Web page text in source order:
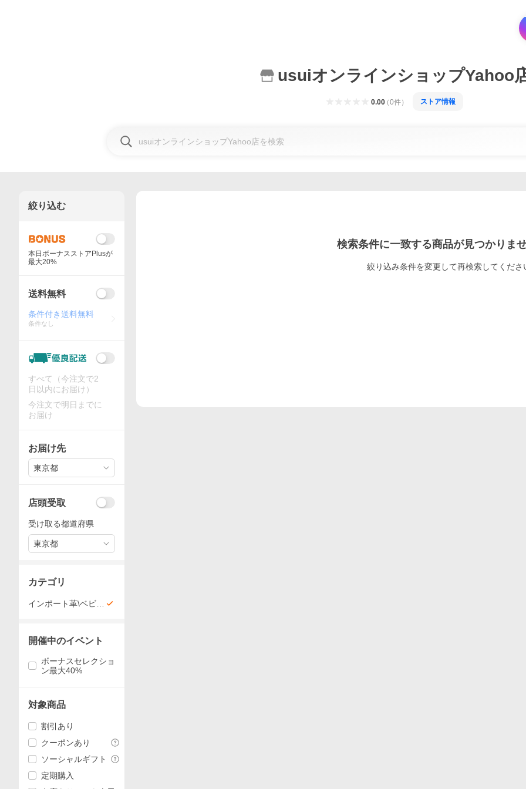
usuiオンラインショップYahoo
0.00（0件） ストア情報
検索条件に一致する商品が見つかりま
絞り込み条件を変更して再検索してくださ
絞り込む
本日ボーナスストアPlusが
最大20%
送料無料
条件付き送料無料
条件なし
すべて（今注文で2
日以内にお届け）
今注文で明日までに
お届け
お届け先
東京都
店頭受取
受け取る都道府県
東京都
カテゴリ
インポート革\ベビー
開催中のイベント
ボーナスセレクショ
ン最大40%
対象商品
割引あり
クーポンあり
ソーシャルギフト
定期購入